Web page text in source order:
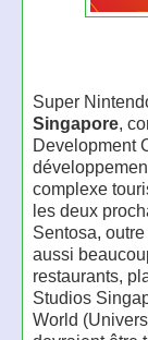
Super
Singapore,
Development
complexe
les deux
Sentosa,
aussi
restaurants,
Studios
World